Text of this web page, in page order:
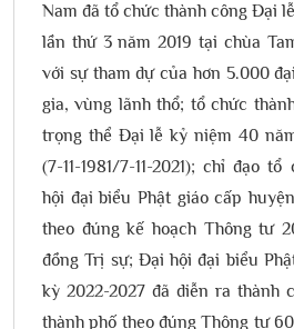
Nam đã tổ chức thành công Đại
lần thứ 3 năm 2019 tại chùa
với sự tham dự của hơn 5.000
gia, vùng lãnh thổ; tổ chức
trọng thể Đại lễ kỷ niệm 40
(7-11-1981/7-11-2021); chỉ đạo
hội đại biểu Phật giáo cấp
theo đúng kế hoạch Thông tư
đồng Trị sự; Đại hội đại biểu
kỳ 2022-2027 đã diễn ra thành
thành phố theo đúng Thông tư